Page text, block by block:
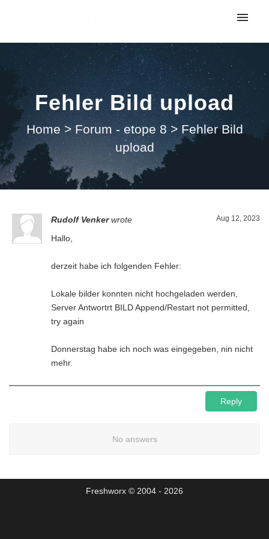
My tickets
Submit ticket
LoginFehler Bild upload
Home > Forum - etope 8 > Fehler Bild
upload
Aug 12, 2023
Rudolf Venker wrote
Hallo,
derzeit habe ich folgenden Fehler:
Lokale bilder konnten nicht hochgeladen werden,
Server Antwortrt BILD Append/Restart not permitted,
try again
Donnerstag habe ich noch was eingegeben, nin nicht
mehr.
Reply
No answers
Freshworx © 2004 - 2026